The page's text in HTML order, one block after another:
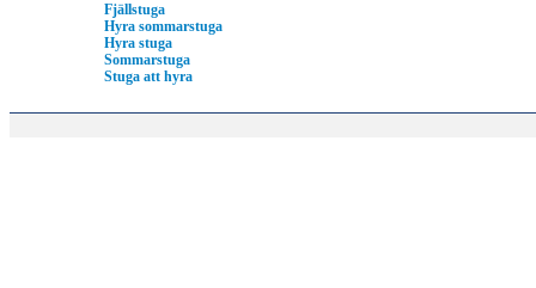
Fjällstuga
Hyra sommarstuga
Hyra stuga
Sommarstuga
Stuga att hyra